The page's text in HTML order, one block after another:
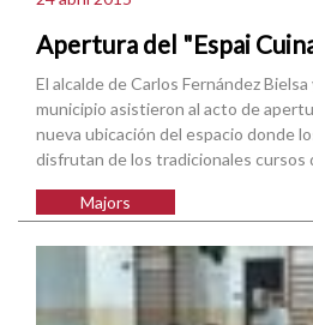
Apertura del "Espai
El alcalde de Carlos Fernández
municipio asistieron al acto de
nueva ubicación del espacio donde
disfrutan de los tradicionales cursos
Majors